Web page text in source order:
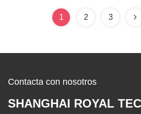
1 2 3
Contacta con nosotros
SHANGHAI ROYAL